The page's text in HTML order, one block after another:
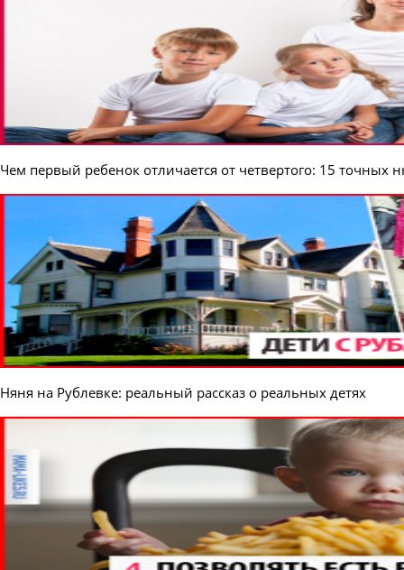
Чем первый ребенок отличается от четвертого: 15 точных
Няня на Рублевке: реальный рассказ о реальных детях